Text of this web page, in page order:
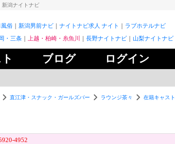
新潟ナイトナビ
俗 新潟男前ナビ ナイトナビ求人 ナイト
ラブホテルナビ
・三条 上越・柏崎・糸魚川 長野ナイトナビ 山梨ナイトナビ
ブログ ログイン
直江津・スナック・ガールズバー ラウンジ茶々 在籍キャスト
4952